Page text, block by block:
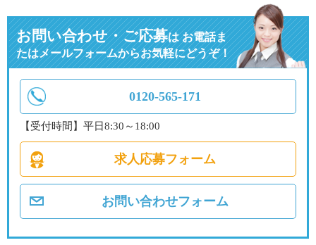
お問い合わせ・ご応募はお電話ま
たはメールフォームからお気軽にどうぞ！
0120-565-171
【受付時間】平日8:30～18:00
求人応募フォーム
お問い合わせフォーム